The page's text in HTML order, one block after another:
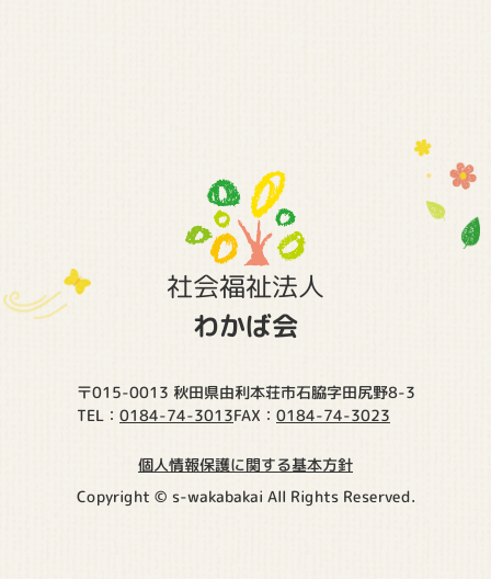
社会福祉法人
わかば会
〒015-0013 秋田県由利本荘市石脇字田尻野8-3
TEL： 0184-74-3013FAX： 0184-74-3023
個人情報保護に関する基本方針
Copyright © s-wakabakai All Rights Reserved.